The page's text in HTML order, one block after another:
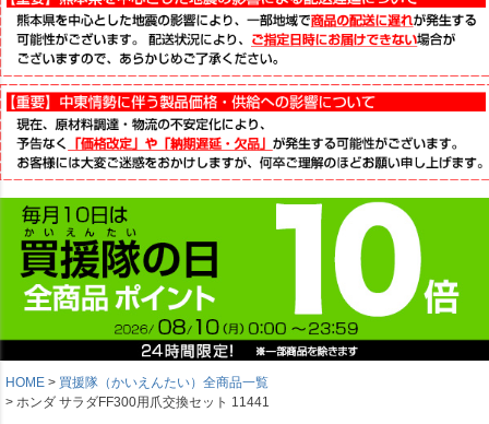
HOME
買援隊（かいえんたい）全商品一覧
ホンダ サラダFF300用爪交換セット 11441